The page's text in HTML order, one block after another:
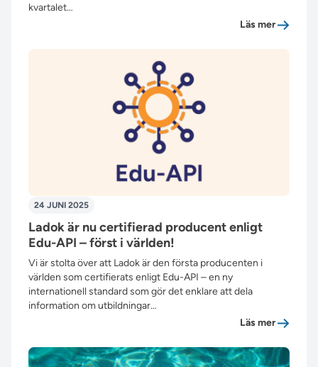
kvartalet…
Läs mer
24 JUNI 2025
Ladok är nu certifierad producent enligt
Edu-API – först i världen!
Vi är stolta över att Ladok är den första producenten i
världen som certifierats enligt Edu-API – en ny
internationell standard som gör det enklare att dela
information om utbildningar…
Läs mer”Ladok